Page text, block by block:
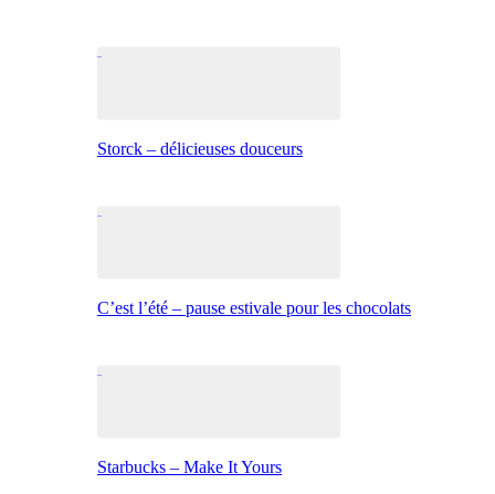
Storck – délicieuses douceurs
C’est l’été – pause estivale pour les chocolats
Starbucks – Make It Yours